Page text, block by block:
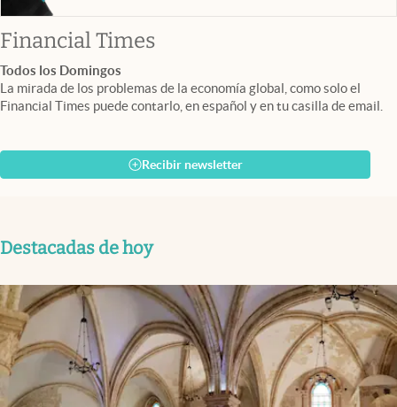
Financial Timesabre en nueva pestaña
Todos los Domingos
La mirada de los problemas de la economía global, como solo el
Financial Times puede contarlo, en español y en tu casilla de email.
Recibir newsletter
Destacadas de hoy